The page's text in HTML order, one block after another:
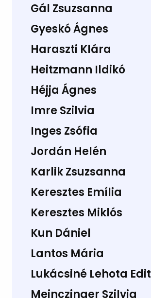
Gál Zsuzsanna
Gyeskó Ágnes
Haraszti Klára
Heitzmann Ildikó
Héjja Ágnes
Imre Szilvia
Inges Zsófia
Jordán Helén
Karlik Zsuzsanna
Keresztes Emília
Keresztes Miklós
Kun Dániel
Lantos Mária
Lukácsiné Lehota Edit
Meinczinger Szilvia